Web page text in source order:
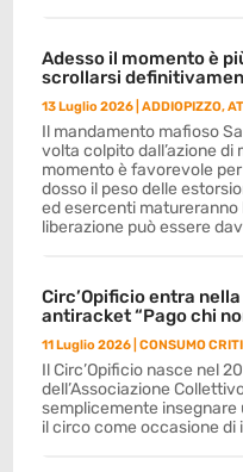
Adesso il momento è
scrollarsi
13 Luglio 2026 |ADDIOPIZZO,
Il mandamento mafioso
volta colpito dall’azione
momento è favorevole
dosso il peso delle
ed esercenti
liberazione può essere
Circ’Opificio entra
antiracket “Pago chi
11 Luglio 2026 |CONSUMO
Il Circ’Opificio nasce nel
dell’Associazione
semplicemente insegnare
il circo come occasione di